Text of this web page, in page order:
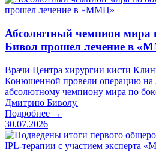
Абсолютный чемпион мира
Бивол прошел лечение в
Врачи Центра хирургии кисти
Конюшенной провели операцию на
абсолютному чемпиону мира по
Дмитрию Биволу.
Подробнее →
30.07.2026